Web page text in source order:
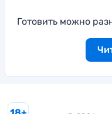
Готовить можно